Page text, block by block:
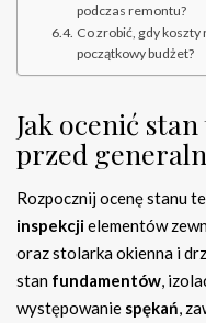
podczas remontu?
Co zrobić, gdy
początkowy budżet?
Jak ocenić
przed
Rozpocznij ocenę stanu
inspekcjielementów
oraz stolarka okienna i
stan fundamentów ,
występowanie spękań ,